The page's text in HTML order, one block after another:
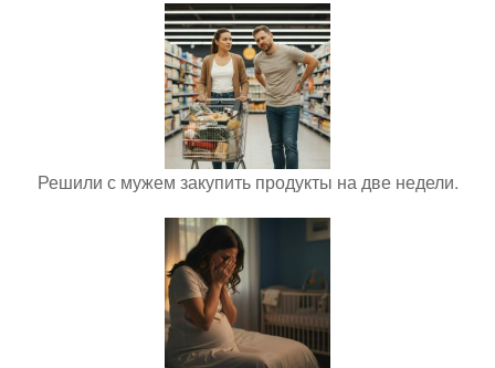
Решили с мужем закупить продукты на две недели.